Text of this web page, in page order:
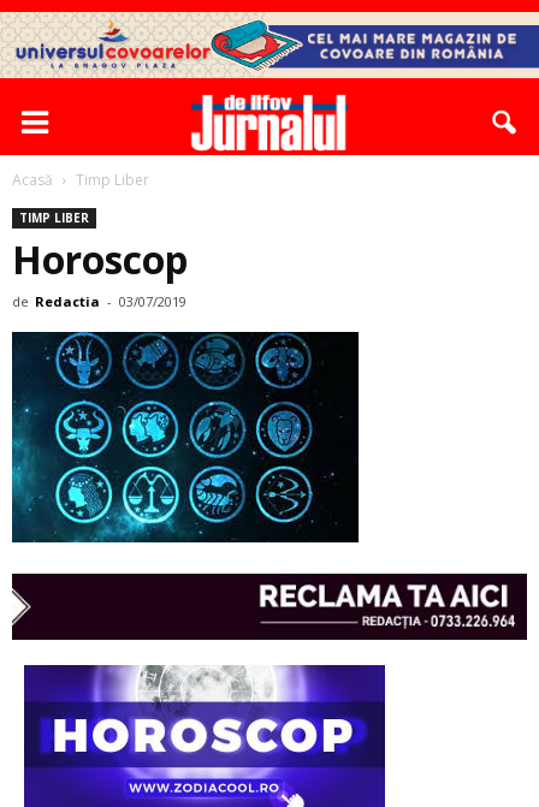
Acasă Timp Liber
TIMP LIBER
Horoscop
de Redactia - 03/07/2019